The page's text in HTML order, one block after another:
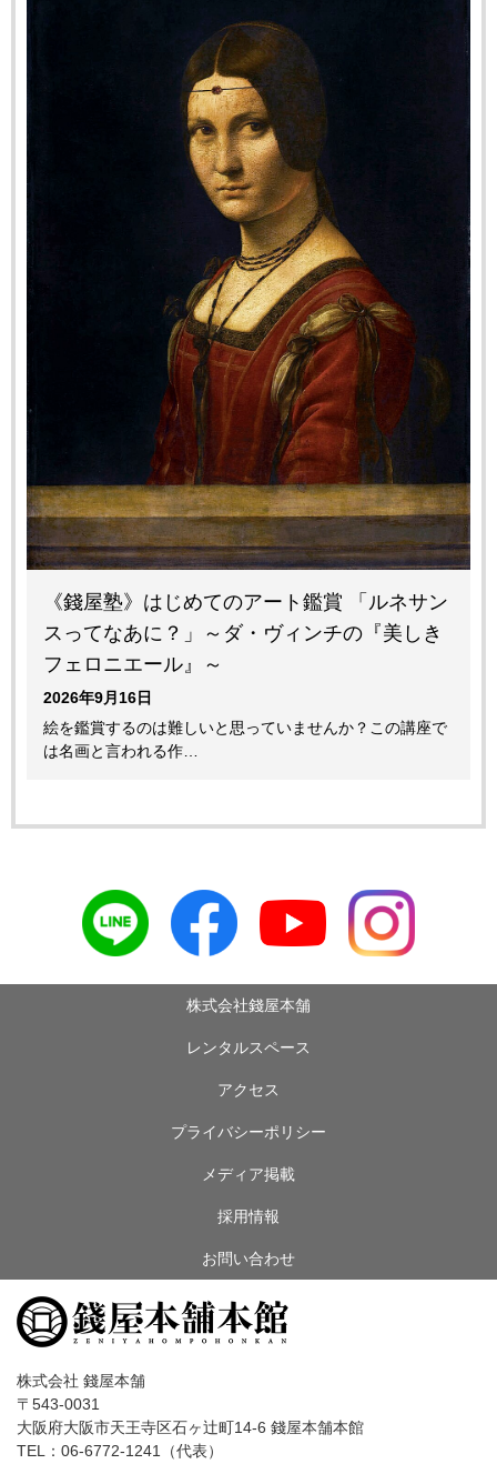
《錢屋塾》はじめてのアート鑑賞 「ルネサン
スってなあに？」～ダ・ヴィンチの『美しき
フェロニエール』～
2026年9月16日
絵を鑑賞するのは難しいと思っていませんか？この講座で
は名画と言われる作…
株式会社錢屋本舗
レンタルスペース
アクセス
プライバシーポリシー
メディア掲載
採用情報
お問い合わせ
株式会社 錢屋本舗
〒543-0031
大阪府大阪市天王寺区石ヶ辻町14-6 錢屋本舗本館
TEL：06-6772-1241（代表）